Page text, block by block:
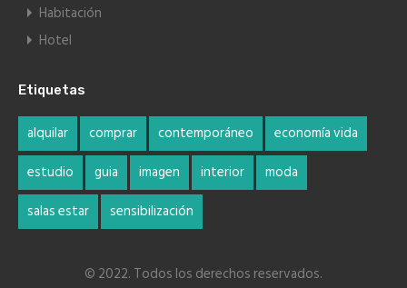
Habitación
Hotel
Etiquetas
alquilar comprar contemporáneo
economía vida
estudio
guia imagen interior
moda
salas estar
sensibilización
© 2022. Todos los derechos reservados.